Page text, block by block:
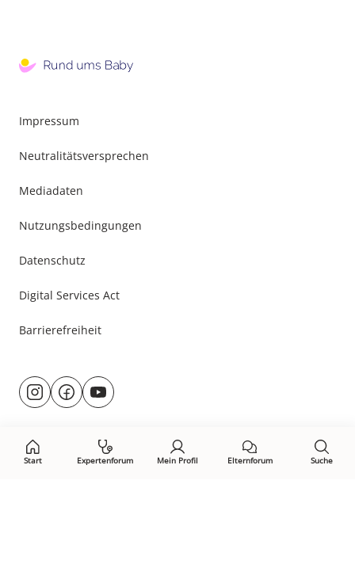
Start Expertenforum Mein Profil Elternforum Suche
Impressum
Neutralitätsversprechen
Mediadaten
Nutzungsbedingungen
Datenschutz
Digital Services Act
Barrierefreiheit
Besuche
uns@rund.ums.baby
facebook.com/rundumsbaby.de
youtube.com/@rundumsbaby_